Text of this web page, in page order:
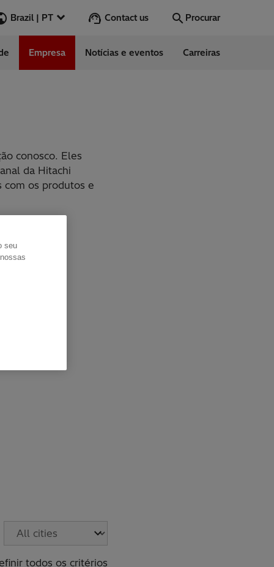
Brazil | PT Contact us Procurar
Procurar
ao
Empresa Notícias e eventos Carreiras
conosco. Eles
da Hitachi
com os produtos e
todos os critérios
seu